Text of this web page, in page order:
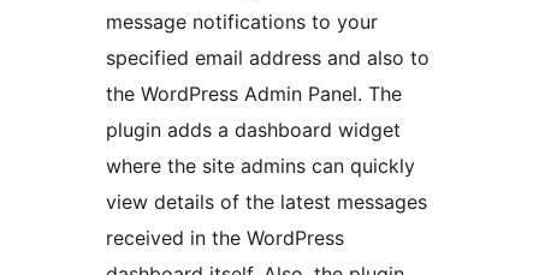
message notifications to your
specified email address and also to
the WordPress Admin Panel. The
plugin adds a dashboard widget
where the site admins can quickly
view details of the latest messages
received in the WordPress